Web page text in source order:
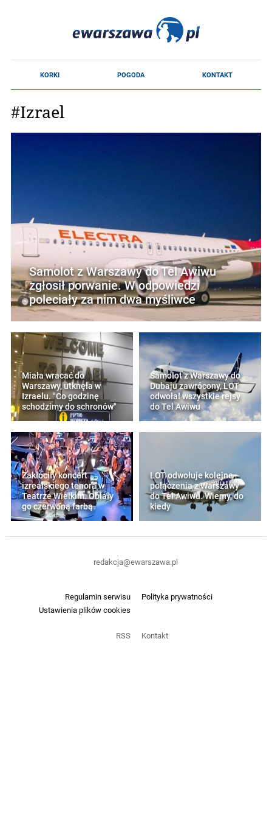
#Izrael
Samolot z Warszawy do Tel Awiwu
zgłosił porwanie. W odpowiedzi
poleciały za nim dwa myśliwce
Miała wracać do
Warszawy, utknęła w
Izraelu. "Co godzinę
schodzimy do schronów"
Samolot z Warszawy do
Dubaju zawrócony, LOT
odwołał wszystkie rejsy
do Tel Awiwu
Zakłóciły koncert
izrealskiego tenora w
Teatrze Wielkim. Oblały
go czerwoną farbą
LOT odwołuje kolejne
połączenia z Warszawy
do Tel Awiwu. Wiemy, do
kiedy
Regulamin serwisu
Polityka prywatności
Ustawienia plików cookies
RSS Kontakt
redakcja@ewarszawa.pl